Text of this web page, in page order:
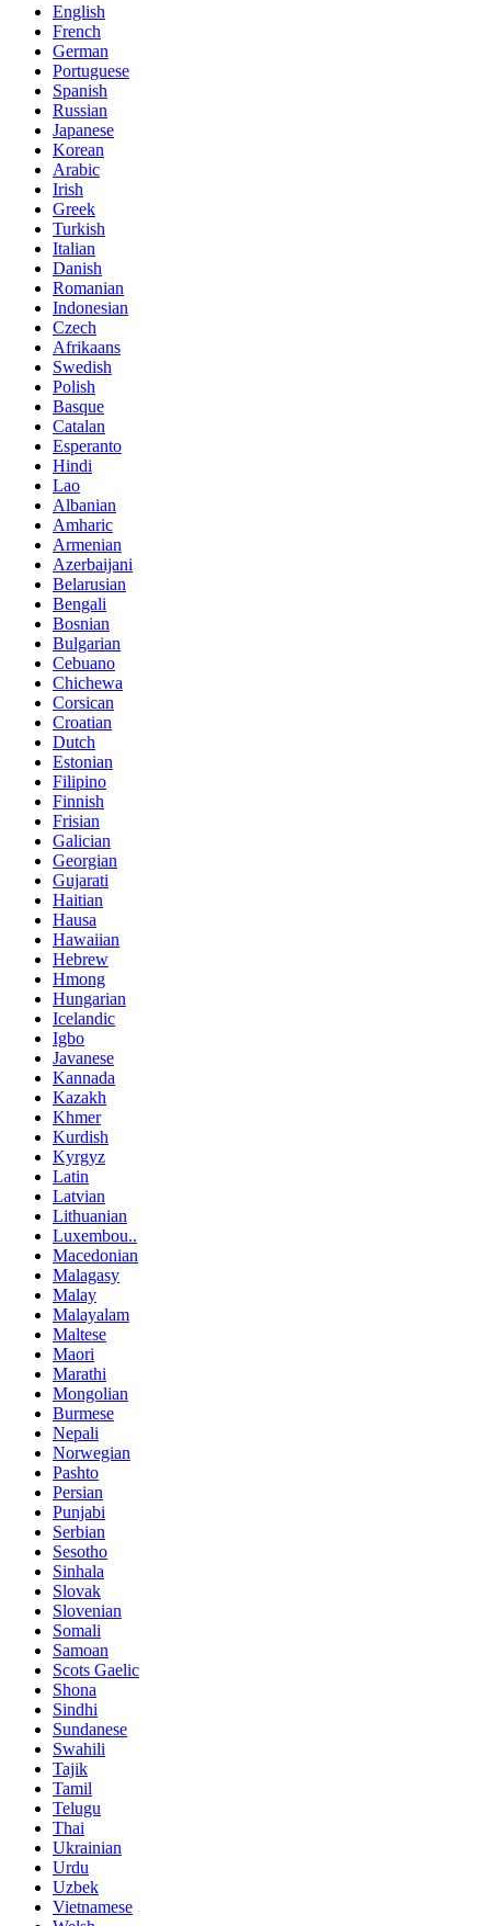
English
French
German
Portuguese
Spanish
Russian
Japanese
Korean
Arabic
Irish
Greek
Turkish
Italian
Danish
Romanian
Indonesian
Czech
Afrikaans
Swedish
Polish
Basque
Catalan
Esperanto
Hindi
Lao
Albanian
Amharic
Armenian
Azerbaijani
Belarusian
Bengali
Bosnian
Bulgarian
Cebuano
Chichewa
Corsican
Croatian
Dutch
Estonian
Filipino
Finnish
Frisian
Galician
Georgian
Gujarati
Haitian
Hausa
Hawaiian
Hebrew
Hmong
Hungarian
Icelandic
Igbo
Javanese
Kannada
Kazakh
Khmer
Kurdish
Kyrgyz
Latin
Latvian
Lithuanian
Luxembou..
Macedonian
Malagasy
Malay
Malayalam
Maltese
Maori
Marathi
Mongolian
Burmese
Nepali
Norwegian
Pashto
Persian
Punjabi
Serbian
Sesotho
Sinhala
Slovak
Slovenian
Somali
Samoan
Scots Gaelic
Shona
Sindhi
Sundanese
Swahili
Tajik
Tamil
Telugu
Thai
Ukrainian
Urdu
Uzbek
Vietnamese